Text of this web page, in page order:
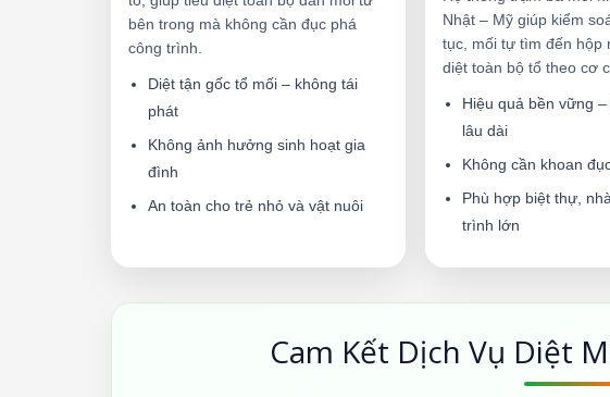
bên trong mà không cần đục phá
công trình.
Diệt tận gốc tổ mối – không tái
phát
Không ảnh hưởng sinh hoạt gia
đình
An toàn cho trẻ nhỏ và vật nuôi
Nhật – Mỹ giúp kiểm
tục, mối tự tìm đến hộp
diệt toàn bộ tổ theo cơ
Hiệu quả bền vững
lâu dài
Không cần khoan
Phù hợp biệt thự,
trình lớn
Cam Kết Dịch Vụ Diệt